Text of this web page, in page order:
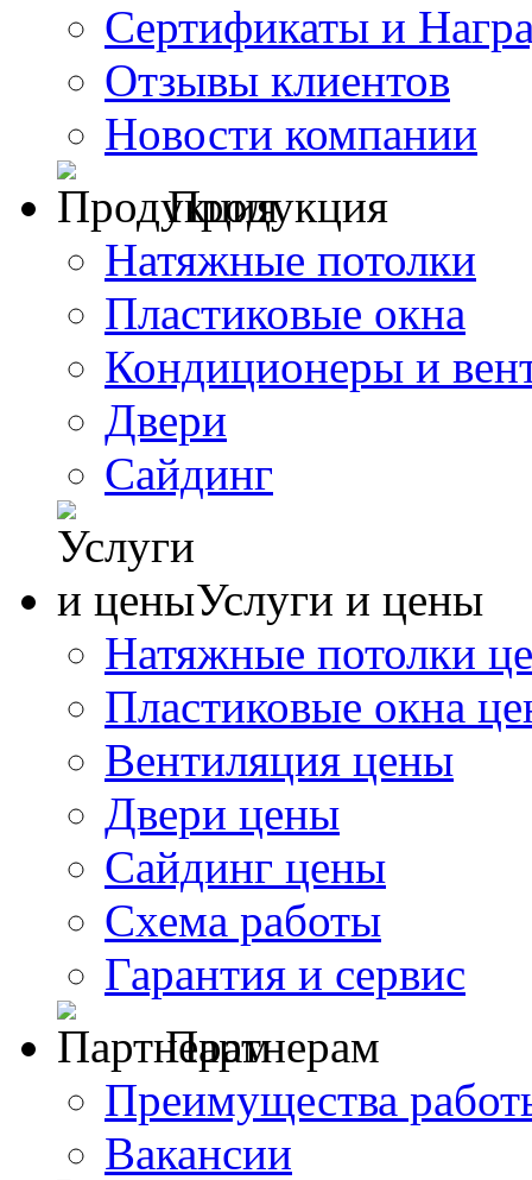
Сертификаты и
Отзывы клиентов
Новости компании
Продукция
Натяжные потолки
Пластиковые окна
Кондиционеры и
Двери
Сайдинг
Услуги и цены
Натяжные потолки
Пластиковые окна
Вентиляция цены
Двери цены
Сайдинг цены
Схема работы
Гарантия и сервис
Партнерам
Преимущества
Вакансии